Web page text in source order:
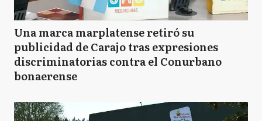
Una marca marplatense retiró su
publicidad de Carajo tras expresiones
discriminatorias contra el Conurbano
bonaerense